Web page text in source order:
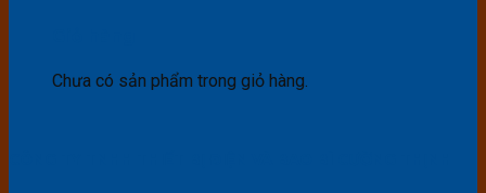
Chưa có sản phẩm trong giỏ hàng.